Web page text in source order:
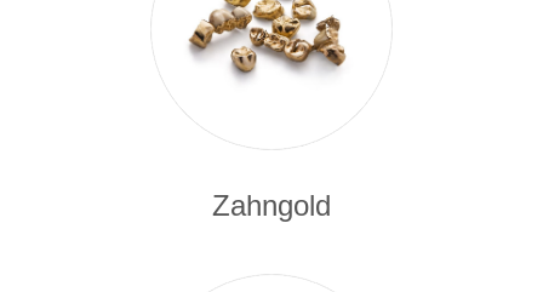
Zahngold